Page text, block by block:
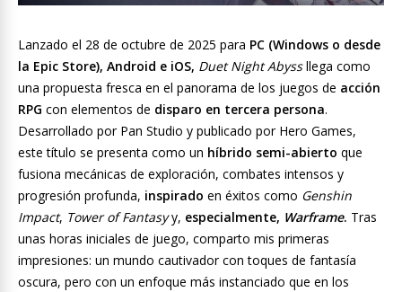
Lanzado el 28 de octubre de 2025 para PC (Windows o desde
la Epic Store), Android e iOS, Duet Night Abyssllega como
una propuesta fresca en el panorama de los juegos de acción
RPG con elementos de disparo en tercera persona.
Desarrollado por Pan Studio y publicado por Hero Games,
este título se presenta como un híbrido semi-abierto que
fusiona mecánicas de exploración, combates intensos y
progresión profunda, inspirado en éxitos como Genshin
Impact, Tower of Fantasyy, especialmente, Warframe. Tras
unas horas iniciales de juego, comparto mis primeras
impresiones: un mundo cautivador con toques de fantasía
oscura, pero con un enfoque más instanciado que en los